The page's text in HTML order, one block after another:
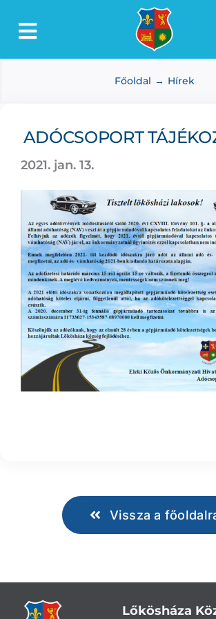
Toggle
Lőkösháza
Dokumentumtár
Média
Választás
Főoldal Hírek
ADÓCSOPORT
2021. jan. 13.
Vissza a
Lőkösháza